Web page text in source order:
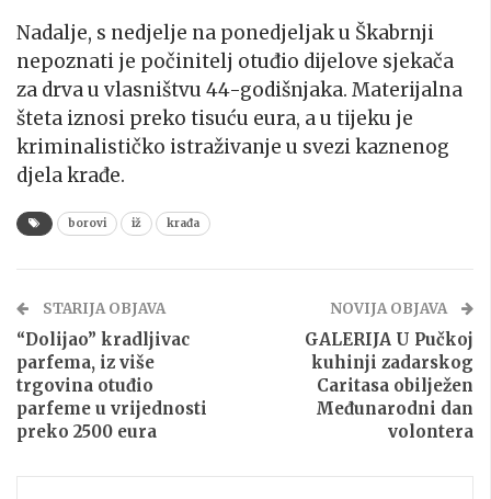
Nadalje, s nedjelje na ponedjeljak u Škabrnji
nepoznati je počinitelj otuđio dijelove sjekača
za drva u vlasništvu 44-godišnjaka. Materijalna
šteta iznosi preko tisuću eura, a u tijeku je
kriminalističko istraživanje u svezi kaznenog
djela krađe.
borovi iž krađa
STARIJA OBJAVA
“Dolijao” kradljivac
parfema, iz više
trgovina otuđio
parfeme u vrijednosti
preko 2500 eura
NOVIJA OBJAVA
GALERIJA U Pučkoj
kuhinji zadarskog
Caritasa obilježen
Međunarodni dan
volontera